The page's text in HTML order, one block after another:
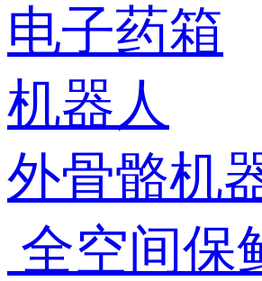
电子药箱
机器人
外骨骼机
全空间保